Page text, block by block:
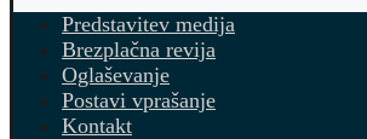
Predstavitev medija
Brezplačna revija
Oglaševanje
Postavi vprašanje
Kontakt